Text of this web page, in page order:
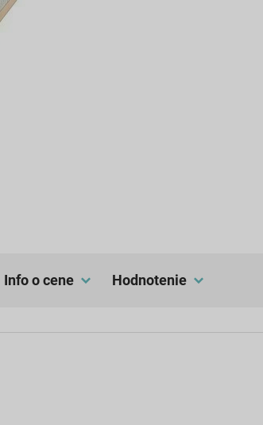
Info o cene hodnotenie